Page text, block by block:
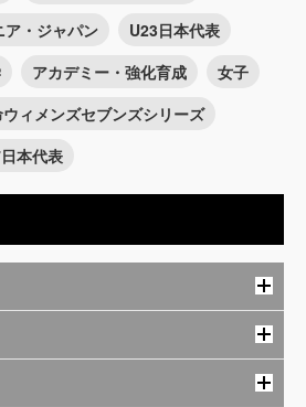
ア・ジャパン
U23日本代表
アカデミー・強化育成
女子
ィメンズセブンズシリーズ
本代表